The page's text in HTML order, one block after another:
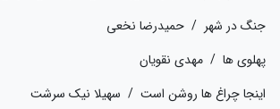
جنگ در شهر / حمیدرضا نخعی
پهلوی ها / مهدی نقویان
اینجا چراغ ها روشن است / سهیلا نیک سرشت